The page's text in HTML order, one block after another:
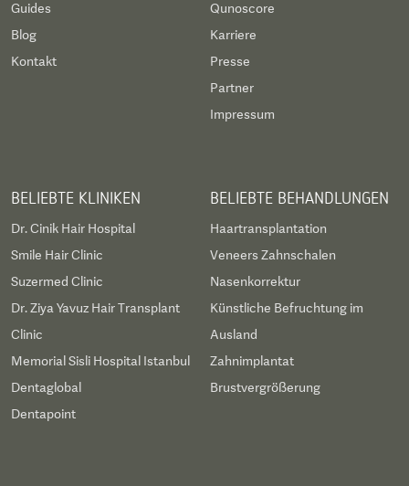
Guides
Blog
Kontakt
Qunoscore
Karriere
Presse
Partner
Impressum
BELIEBTE KLINIKEN
Dr. Cinik Hair Hospital
Smile Hair Clinic
Suzermed Clinic
Dr. Ziya Yavuz Hair Transplant
Clinic
Memorial Sisli Hospital Istanbul
Dentaglobal
Dentapoint
BELIEBTE BEHANDLUNGEN
Haartransplantation
Veneers Zahnschalen
Nasenkorrektur
Künstliche Befruchtung im
Ausland
Zahnimplantat
Brustvergrößerung